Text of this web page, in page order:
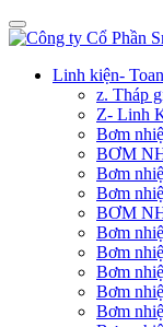
Linh kiện- Toan
z. Tháp
Z- Linh
Bơm
BƠM
Bơm
Bơm
BƠM
Bơm
Bơm
Bơm
Bơm
Bơm